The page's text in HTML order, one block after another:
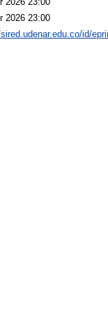
2026 23:00
id/